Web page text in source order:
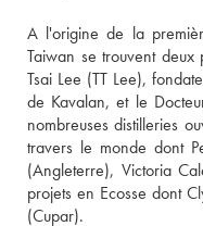
A l'origine de la
Taiwan se trouvent
Tsai Lee (TT Lee),
de Kavalan, et le
nombreuses distilleries
travers le monde dont
(Angleterre), Victoria
projets en Ecosse dont
(Cupar).